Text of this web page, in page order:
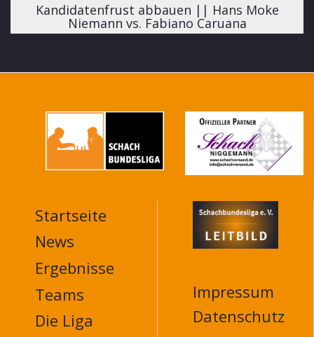
Kandidatenfrust abbauen || Hans Moke
Niemann vs. Fabiano Caruana
MAIN
NAVIGATION
FOOTER
Startseite
News
Ergebnisse
Teams
Die Liga
Impressum
Datenschutz